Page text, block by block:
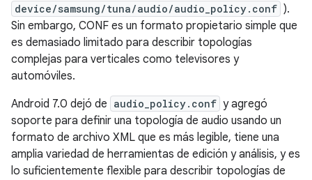
device/samsung/tuna/audio/audio_policy.conf ).
Sin embargo, CONF es un formato propietario simple que
es demasiado limitado para describir topologías
complejas para verticales como televisores y
automóviles.
Android 7.0 dejó de audio_policy.conf y agregó
soporte para definir una topología de audio usando un
formato de archivo XML que es más legible, tiene una
amplia variedad de herramientas de edición y análisis, y es
lo suficientemente flexible para describir topologías de